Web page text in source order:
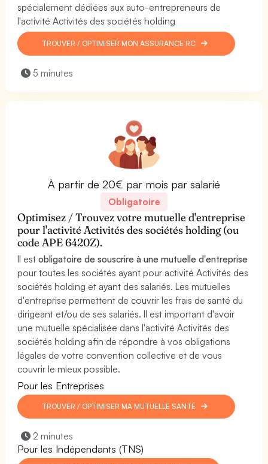
spécialement dédiées aux auto-entrepreneurs de
l'activité Activités des sociétés holding
TROUVER / OPTIMISER MON ASSURANCE RC
5 minutes
À partir de 20€ par mois par salarié
Obligatoire
Optimisez / Trouvez votre mutuelle d'entreprise
pour l'activité Activités des sociétés holding (ou
code APE 6420Z).
Il estobligatoire de souscrire à une mutuelle d'entreprise
pour toutes les sociétés ayant pour activité Activités des
sociétés holding et ayant des salariés. Les mutuelles
d'entreprise permettent de couvrir les frais de santé du
dirigeant et/ou de ses salariés. Il est important d'avoir
une mutuelle spécialisée dans l'activité Activités des
sociétés holding afin de répondre à vos obligations
légales de votre convention collective et de vous
couvrir le mieux possible.
Pour les Entreprises
TROUVER / OPTIMISER MA MUTUELLE SANTÉ
2 minutes
Pour les Indépendants (TNS)